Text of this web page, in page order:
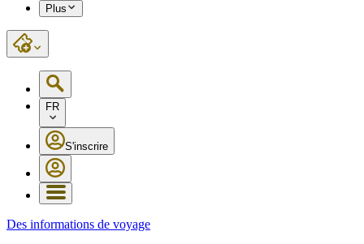
Plus
FR
S'inscrire
Des informations de voyage